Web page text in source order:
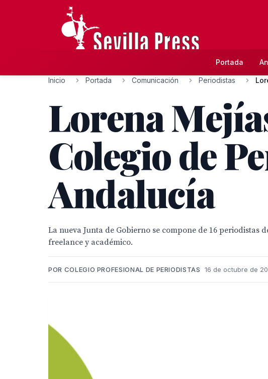
Portada
Inicio Portada Comunicación Periodistas
Lorena
Colegio de
Andalucía
La nueva Junta de Gobierno se compone de 16
freelance y académico.
POR COLEGIO PROFESIONAL DE PERIODISTAS 16 de octubre de